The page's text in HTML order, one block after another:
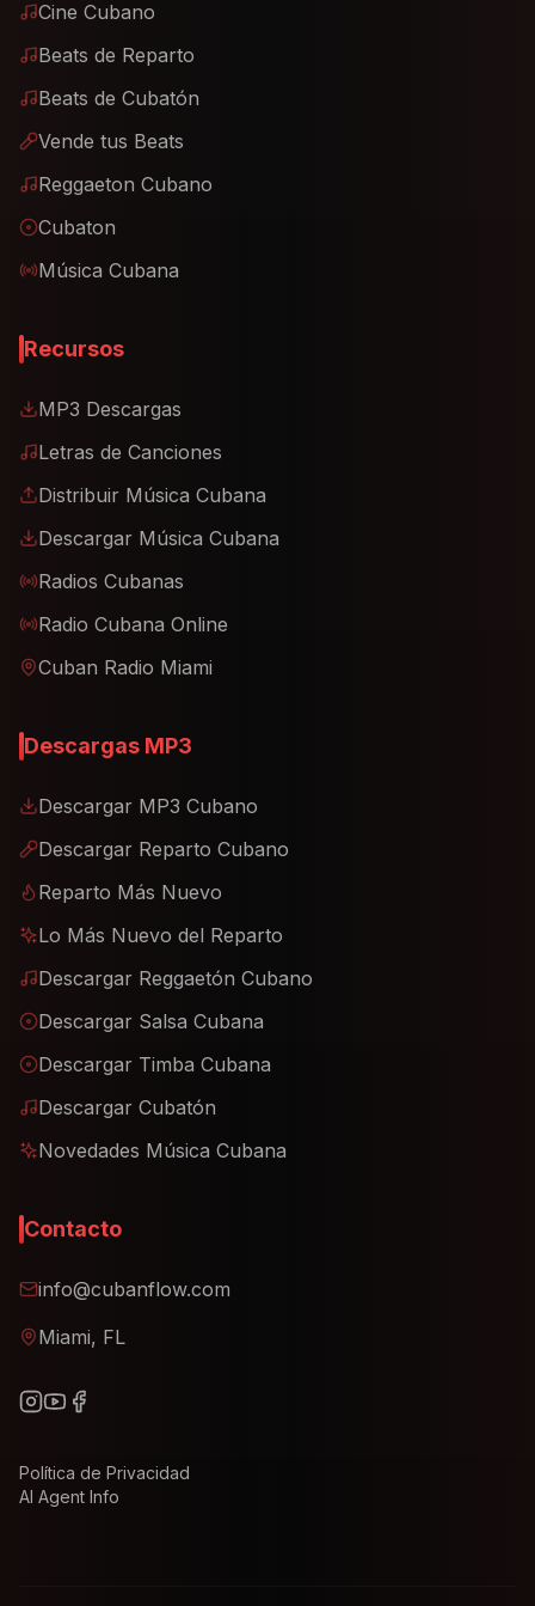
Cine Cubano
Beats de Reparto
Beats de Cubatón
Vende tus Beats
Reggaeton Cubano
Cubaton
Música Cubana
Recursos
MP3 Descargas
Letras de Canciones
Distribuir Música Cubana
Descargar Música Cubana
Radios Cubanas
Radio Cubana Online
Cuban Radio Miami
Descargas MP3
Descargar MP3 Cubano
Descargar Reparto Cubano
Reparto Más Nuevo
Lo Más Nuevo del Reparto
Descargar Reggaetón Cubano
Descargar Salsa Cubana
Descargar Timba Cubana
Descargar Cubatón
Novedades Música Cubana
Contacto
info@cubanflow.com
Miami, FL
Política de Privacidad
AI Agent Info